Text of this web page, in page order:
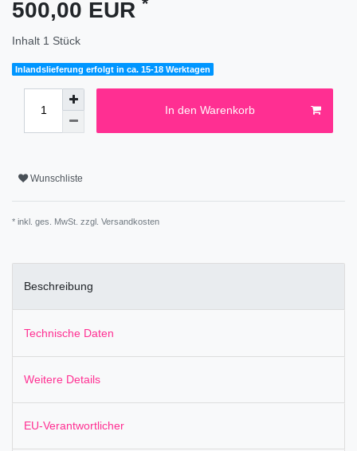
500,00 EUR
Inhalt 1 Stück
Inlandslieferung erfolgt in ca. 15-18 Werktagen
In den Warenkorb
Wunschliste
* inkl. ges. MwSt. zzgl. Versandkosten
Beschreibung
Technische Daten
Weitere Details
EU-Verantwortlicher